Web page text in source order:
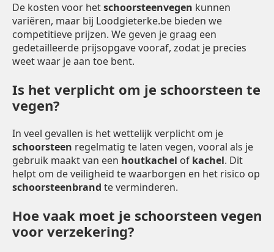
De kosten voor hetschoorsteenvegen kunnen
variëren, maar bij Loodgieterke.be bieden we
competitieve prijzen. We geven je graag een
gedetailleerde prijsopgave vooraf, zodat je precies
weet waar je aan toe bent.
Is het verplicht om je schoorsteen te
vegen?
In veel gevallen is het wettelijk verplicht om je
schoorsteen regelmatig te laten vegen, vooral als je
gebruik maakt van een houtkachel of kachel. Dit
helpt om de veiligheid te waarborgen en het risico op
schoorsteenbrand te verminderen.
Hoe vaak moet je schoorsteen vegen
voor verzekering?